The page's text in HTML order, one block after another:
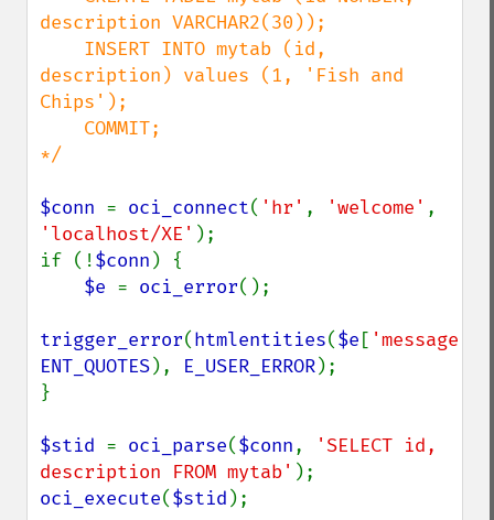
description VARCHAR2(30));
description) values (1, 'Fish and
Chips');
*/
$conn = oci_connect( 'hr' , 'welcome'
'localhost/XE' );
if (!$conn ) {
$e = oci_error();
trigger_error(htmlentities($e [ 'message'
ENT_QUOTES), E_USER_ERROR);
}
$stid = oci_parse($conn,
'SELECT id,
description FROM mytab'
oci_execute($stid );